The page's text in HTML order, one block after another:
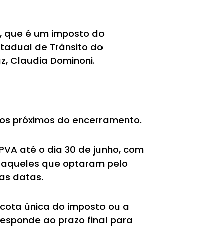
que é um imposto do
de Trânsito do
Claudia Dominoni.
próximos do encerramento.
até o dia 30 de junho, com
que optaram pelo
datas.
única do imposto ou a
ao prazo final para